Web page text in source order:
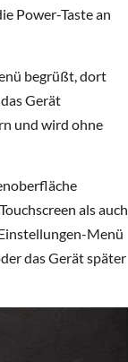
Power-Taste an
begrüßt, dort
Gerät
und wird ohne
als auch
Menü
das Gerät später